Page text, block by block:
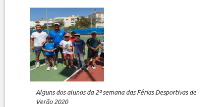
Alguns dos alunos da 2ª semana das Férias Desportivas de
Verão 2020